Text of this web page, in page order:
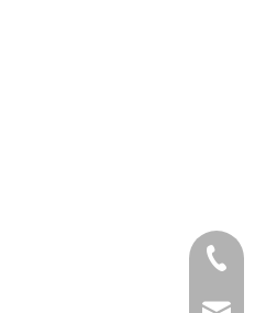
+86- 138-2802-